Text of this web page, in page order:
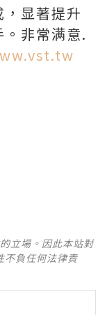
显著提升
非常满意.
立場。因此本站對
不負任何法律責